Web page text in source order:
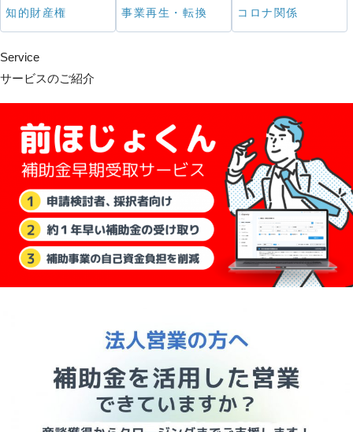
知的財産権 事業再生・転換 コロナ関係
Service
サービスのご紹介